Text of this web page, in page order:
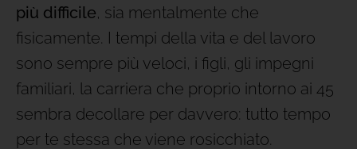
più difficile, sia mentalmente che
fisicamente. I tempi della vita e del lavoro
sono sempre più veloci, i figli, gli impegni
familiari, la carriera che proprio intorno ai 45
sembra decollare per davvero: tutto tempo
per te stessa che viene rosicchiato.